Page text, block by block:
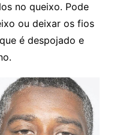
no queixo. Pode
ou deixar os fios
é despojado e